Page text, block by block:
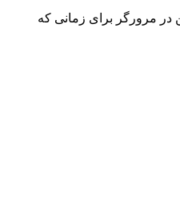
در مرورگر برای زمانی که